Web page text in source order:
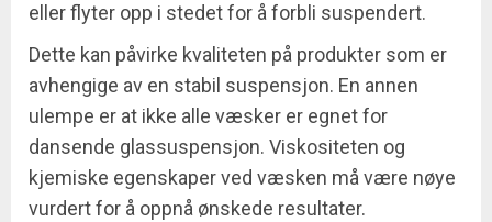
eller flyter opp i stedet for å forbli suspendert.
Dette kan påvirke kvaliteten på produkter som er
avhengige av en stabil suspensjon. En annen
ulempe er at ikke alle væsker er egnet for
dansende glassuspensjon. Viskositeten og
kjemiske egenskaper ved væsken må være nøye
vurdert for å oppnå ønskede resultater.